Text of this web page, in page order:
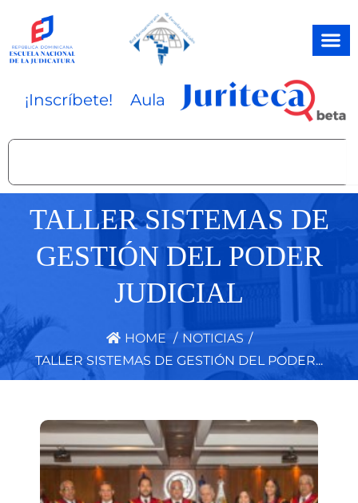
contenido
¡Inscríbete! Aula
Search
TALLER SISTEMAS DE
GESTIÓN DEL PODER
JUDICIAL
HOME / NOTICIAS /
TALLER SISTEMAS DE GESTIÓN DEL PODER...